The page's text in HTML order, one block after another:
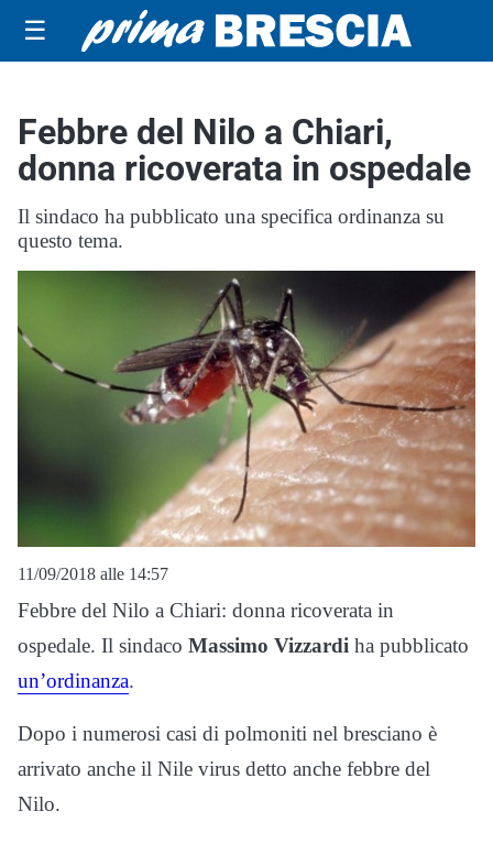
☰
Febbre del Nilo a Chiari,
donna ricoverata in ospedale
Il sindaco ha pubblicato una specifica ordinanza su
questo tema.
11/09/2018 alle 14:57
Febbre del Nilo a Chiari: donna ricoverata in
ospedale. Il sindaco Massimo Vizzardi ha pubblicato
un’ordinanza.
Dopo i numerosi casi di polmoniti nel bresciano è
arrivato anche il Nile virus detto anche febbre del
Nilo.